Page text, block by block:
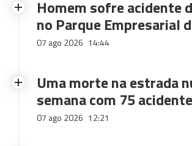
Homem sofre acidente
no Parque Empresarial
07 ago 2026 14:44
Uma morte na estrada
semana com 75
07 ago 2026 12:21